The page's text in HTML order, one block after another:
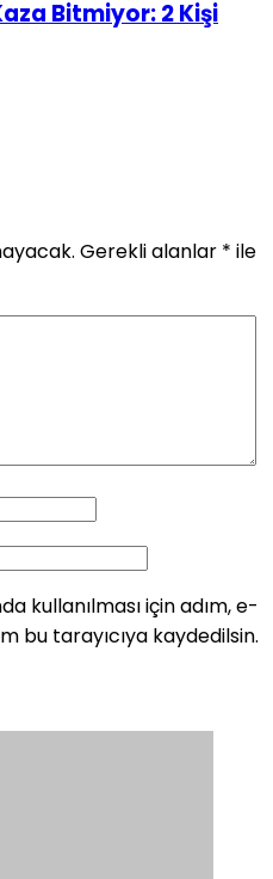
Bitmiyor: 2 Kişi
Gerekli alanlar * ile
kullanılması için adım, e-
bu tarayıcıya kaydedilsin.